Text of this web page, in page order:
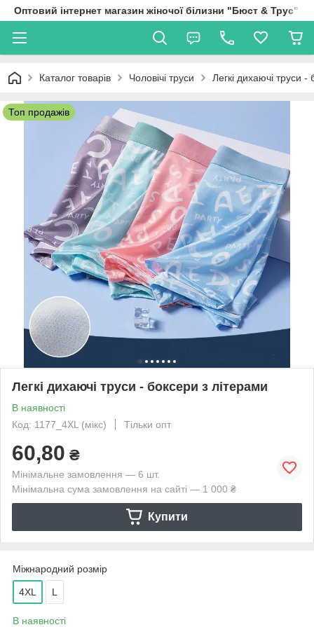
Оптовий інтернет магазин жіночої білизни "Бюст & Трус"
Каталог товарів Чоловічі труси Легкі дихаючі труси -
Топ продажів
Легкі дихаючі труси - боксери з літерами
В наявності
Код: 1177_4XL (мікс)
Тільки опт
60,80 ₴
Мінімальне замовлення — 6 шт.
Мінімальна сума замовлення на сайті — 1 000 ₴
Купити
Міжнародний розмір
4XL L
В наявності